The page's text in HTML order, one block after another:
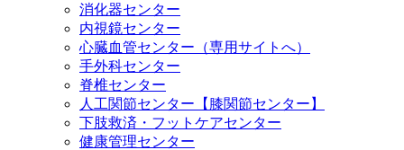
消化器センター
内視鏡センター
心臓血管センター（専用サイトへ）
手外科センター
脊椎センター
人工関節センター【膝関節センター】
下肢救済・フットケアセンター
健康管理センター